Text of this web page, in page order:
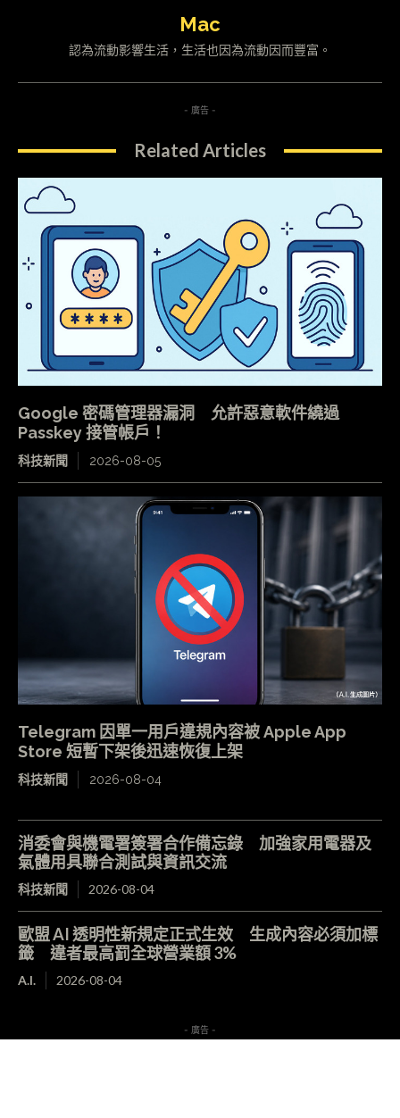
Mac
認為流動影響生活，生活也因為流動因而豐富。
- 廣告 -
Related Articles
Google 密碼管理器漏洞 允許惡意軟件繞過
Passkey 接管帳戶！
科技新聞 2026-08-05
Telegram 因單一用戶違規內容被 Apple App
Store 短暫下架後迅速恢復上架
科技新聞 2026-08-04
消委會與機電署簽署合作備忘錄 加強家用電器及
氣體用具聯合測試與資訊交流
科技新聞 2026-08-04
歐盟 AI 透明性新規定正式生效 生成內容必須加標
籤 違者最高罰全球營業額 3%
A.I. 2026-08-04
- 廣告 -